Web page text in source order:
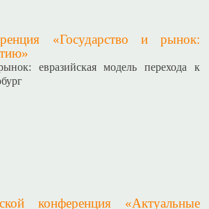
«Государство и рынок:
евразийская модель перехода к
конференция «Актуальные